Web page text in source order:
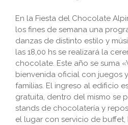
En la Fiesta del Chocolate
los fines de semana una
danzas de distinto estilo y
las 18,00 hs se realizará la
chocolate. Este año se suma
bienvenida oficial con juegos
familias. El ingreso al edificio
gratuita, dentro del mismo se
stands de chocolatería y
el lugar con servicio de